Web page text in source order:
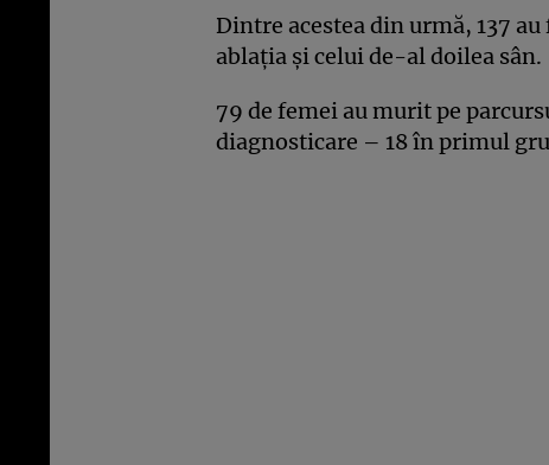
Dintre acestea din urmă, 137
ablaţia şi celui de-al doilea sân.
79 de femei au murit pe
diagnosticare – 18 în primul